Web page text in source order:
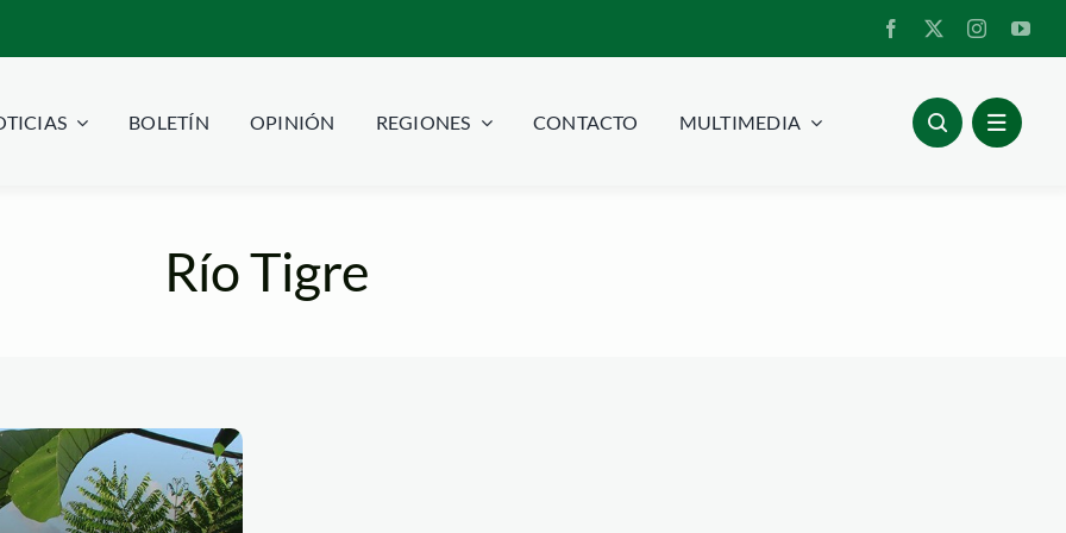
BOLETÍN OPINIÓN REGIONES CONTACTO MULTIMEDIA
Río Tigre